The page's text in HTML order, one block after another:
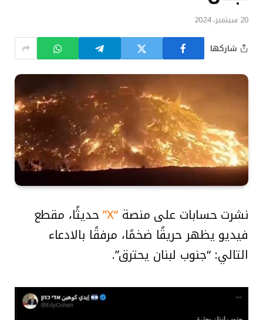
20 سبتمبر، 2024
شاركها
نشرت حسابات على منصة “X” حديثًا، مقطع
فيديو يظهر حريقًا ضخمًا، مرفقًا بالادعاء
التالي: “جنوب لبنان يحترق”.